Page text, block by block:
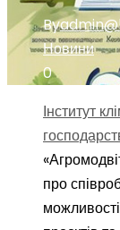
By
Новини
0
Інститут
про